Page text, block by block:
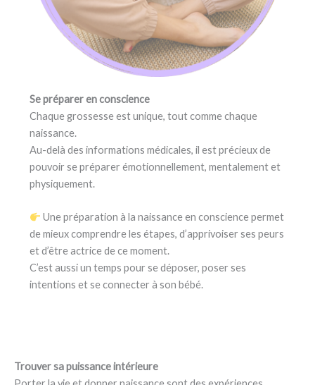
Se préparer en conscience
Chaque grossesse est unique, tout comme chaque
naissance.
Au-delà des informations médicales, il est précieux de
pouvoir se préparer émotionnellement, mentalement et
physiquement.
Une préparation à la naissance en conscience permet
de mieux comprendre les étapes, d’apprivoiser ses peurs
et d’être actrice de ce moment.
C’est aussi un temps pour se déposer, poser ses
intentions et se connecter à son bébé.
Trouver sa puissance intérieure